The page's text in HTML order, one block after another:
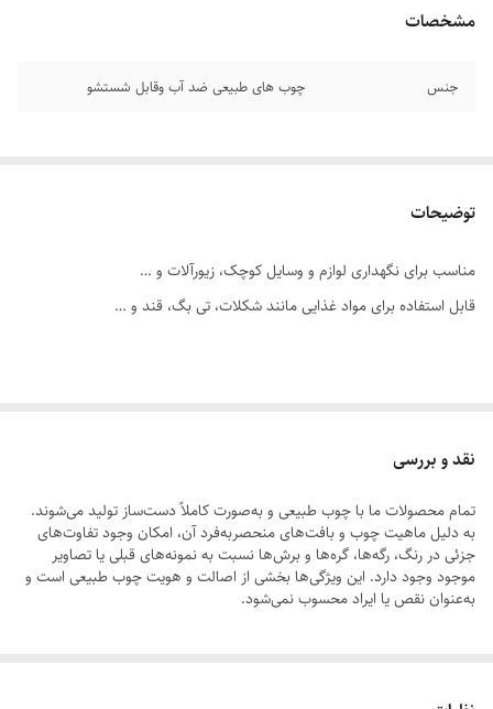
مشخصات
جنس چوب های طبیعی ضد آب وقابل شستشو
توضیحات
مناسب برای نگهداری لوازم و وسایل کوچک،‌ زیورآلات و …
قابل استفاده برای مواد غذایی مانند شکلات، تی بگ،‌ قند و …
نقد و بررسی
تمام محصولات ما با چوب طبیعی و به‌صورت کاملاً دست‌ساز تولید می‌شوند.
به دلیل ماهیت چوب و بافت‌های منحصر‌به‌فرد آن، امکان وجود تفاوت‌های
جزئی در رنگ، رگه‌ها، گره‌ها و برش‌ها نسبت به نمونه‌های قبلی یا تصاویر
موجود وجود دارد. این ویژگی‌ها بخشی از اصالت و هویت چوب طبیعی است و
به‌عنوان نقص یا ایراد محسوب نمی‌شود.